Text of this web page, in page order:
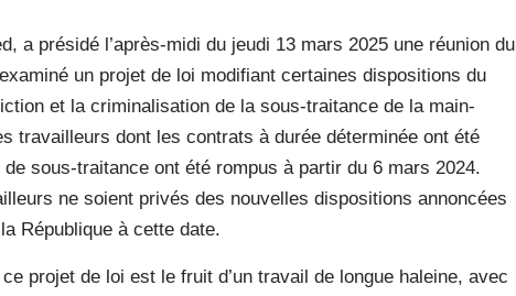
a présidé l’après-midi du jeudi 13 mars 2025 une réunion du
un projet de loi modifiant certaines dispositions du
et la criminalisation de la sous-traitance de la main-
travailleurs dont les contrats à durée déterminée ont été
sous-traitance ont été rompus à partir du 6 mars 2024.
ne soient privés des nouvelles dispositions annoncées
République à cette date.
projet de loi est le fruit d’un travail de longue haleine, avec